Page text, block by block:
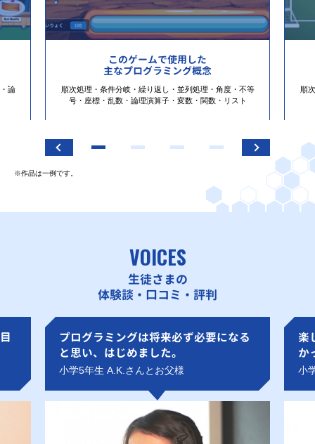
論
このゲームで使用した
主なプログラミング概念
順次処理・条件分岐・繰り返し・並列処理・角度・不等
号・座標・乱数・論理演算子・変数・関数・リスト
順
※作品は一例です。
VOICES
生徒さまの
体験談・口コミ・評判
プログラミングは将来必ず必要になる
と思い、はじめました。
小学5年生 A.K.さんとお父様
楽
か
小